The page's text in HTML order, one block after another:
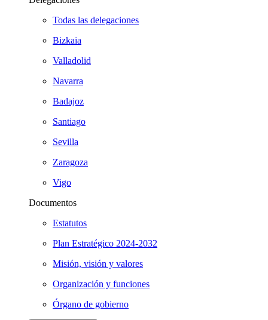
Todas las delegaciones
Bizkaia
Valladolid
Navarra
Badajoz
Santiago
Sevilla
Zaragoza
Vigo
Documentos
Estatutos
Plan Estratégico 2024-2032
Misión, visión y valores
Organización y funciones
Órgano de gobierno